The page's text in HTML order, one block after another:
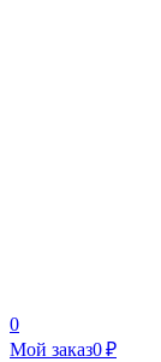
0
Мой заказ0 ₽